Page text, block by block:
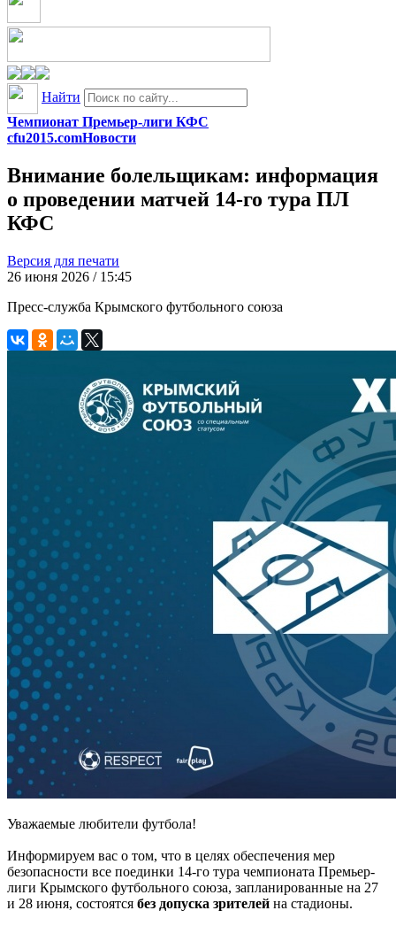
Найти
Чемпионат Премьер-лиги КФС
cfu2015.comНовости
Внимание болельщикам: информация
о проведении матчей 14-го тура ПЛ
КФС
Версия для печати
26 июня 2026 / 15:45
Пресс-служба Крымского футбольного союза
​Уважаемые любители футбола!
​Информируем вас о том, что в целях обеспечения мер
безопасности все поединки 14-го тура чемпионата Премьер-
лиги Крымского футбольного союза, запланированные на 27
и 28 июня, состоятся без допуска зрителей на стадионы.